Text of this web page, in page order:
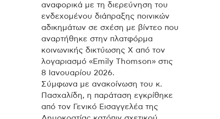
αναφορικά με τη διερεύνηση του
ενδεχομένου διάπραξης ποινικών
αδικημάτων σε σχέση με βίντεο που
αναρτήθηκε στην πλατφόρμα
κοινωνικής δικτύωσης Χ από τον
λογαριασμό «Emily Thomson» στις
8 Ιανουαρίου 2026.
Σύμφωνα με ανακοίνωση του κ.
Πασχαλίδη, η παράταση εγκρίθηκε
από τον Γενικό Εισαγγελέα της